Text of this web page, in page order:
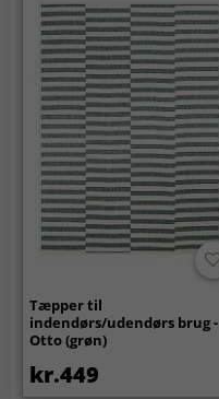
Tæpper til
indendørs/udendørs brug -
Otto (grøn)
kr.449